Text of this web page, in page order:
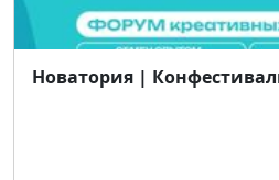
Полная программа
Новатория |